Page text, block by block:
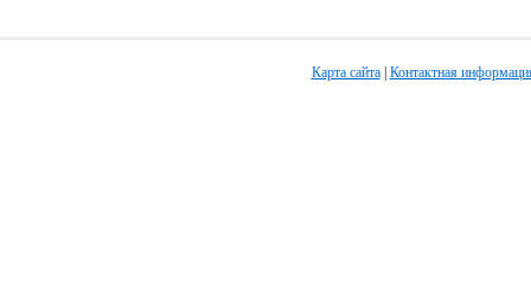
Карта сайта| Контактная